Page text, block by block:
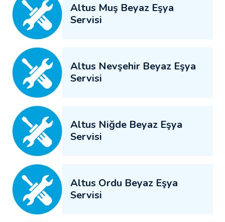
Altus Muş Beyaz Eşya
Servisi
Altus Nevşehir Beyaz Eşya
Servisi
Altus Niğde Beyaz Eşya
Servisi
Altus Ordu Beyaz Eşya
Servisi